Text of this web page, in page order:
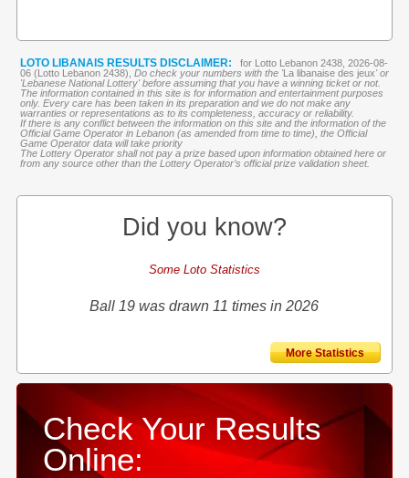
LOTO LIBANAIS RESULTS DISCLAIMER:
for Lotto Lebanon 2438, 2026-08-
06 (Lotto Lebanon 2438), Do check your numbers with the 'La libanaise des jeux' or
'Lebanese National Lottery' before assuming that you have a winning ticket or not.
The information contained in this site is for information and entertainment purposes
only. Every care has been taken in its preparation and we do not make any
warranties or representations as to its completeness, accuracy or reliability.
If there is any conflict between the information on this site and the information of the
Official Game Operator in Lebanon (as amended from time to time), the Official
Game Operator data will take priority
The Lottery Operator shall not pay a prize based upon information obtained here or
from any source other than the Lottery Operator’s official prize validation sheet.
Did you know?
Some Loto Statistics
Ball 19 was drawn 11 times in 2026
More Statistics
Check Your Results
Online: